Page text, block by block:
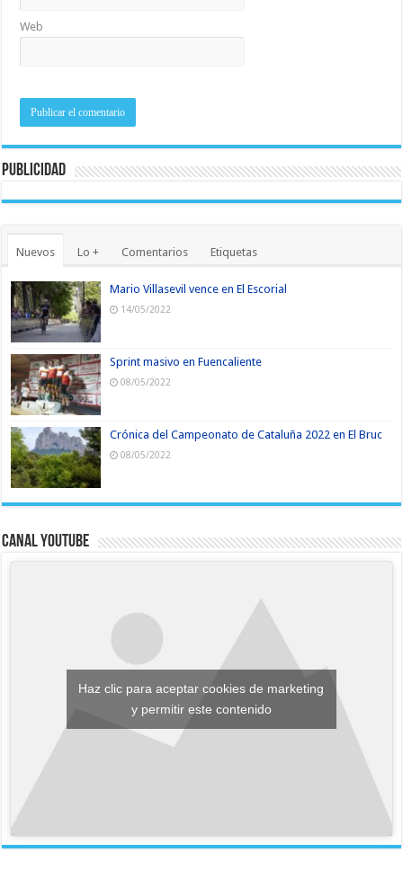
Web
Publicidad
Nuevos Lo + Comentarios Etiquetas
Mario Villasevil vence en El Escorial
14/05/2022
Sprint masivo en Fuencaliente
08/05/2022
Crónica del Campeonato de Cataluña 2022 en El Bruc
08/05/2022
Canal YouTube
Haz clic para aceptar cookies de marketing
y permitir este contenido